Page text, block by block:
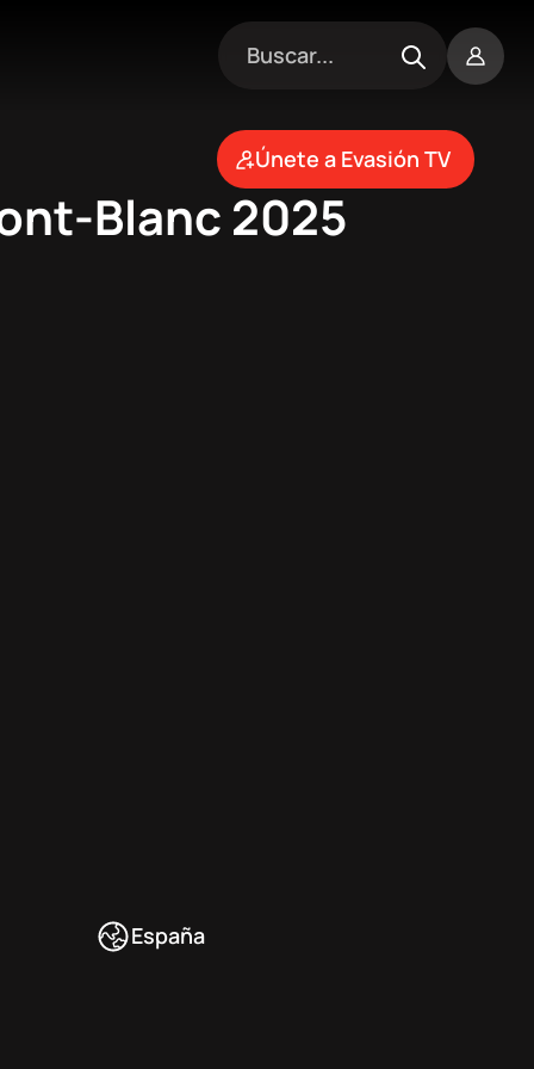
Únete a Evasión TV
Blanc 2025
España